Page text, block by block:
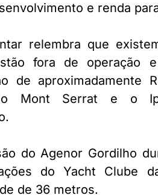
e renda
relembra que
fora de operação
de aproximadamente
Mont Serrat e o
do Agenor Gordilho
do Yacht Clube
de 36 metros.